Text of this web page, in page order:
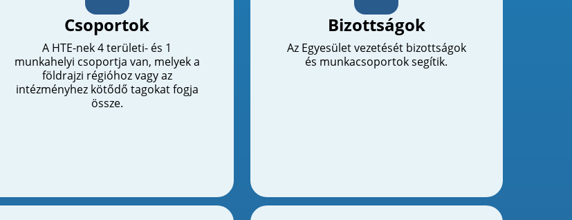
Csoportok
A HTE-nek 4 területi- és 1
munkahelyi csoportja van, melyek a
földrajzi régióhoz vagy az
intézményhez kötődő tagokat fogja
össze.
Bizottságok
Az Egyesület vezetését bizottságok
és munkacsoportok segítik.